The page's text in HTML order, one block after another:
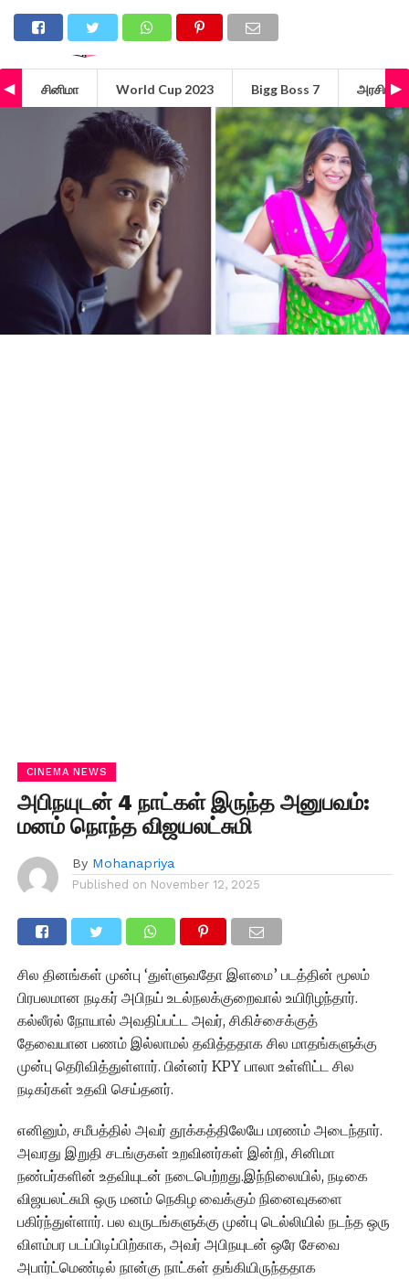
சினிமா World Cup 2023 Bigg Boss 7 அரசியல்
CINEMA NEWS
அபிநயுடன் 4 நாட்கள் இருந்த அனுபவம்:
மனம் நொந்த விஜயலட்சுமி
By Mohanapriya
Published on November 12, 2025
சில தினங்கள் முன்பு ‘துள்ளுவதோ இளமை’ படத்தின் மூலம்
பிரபலமான நடிகர் அபிநய் உடல்நலக்குறைவால் உயிரிழந்தார்.
கல்லீரல் நோயால் அவதிப்பட்ட அவர், சிகிச்சைக்குத்
தேவையான பணம் இல்லாமல் தவித்ததாக சில மாதங்களுக்கு
முன்பு தெரிவித்துள்ளார். பின்னர் KPY பாலா உள்ளிட்ட சில
நடிகர்கள் உதவி செய்தனர்.
எனினும், சமீபத்தில் அவர் தூக்கத்திலேயே மரணம் அடைந்தார்.
அவரது இறுதி சடங்குகள் உறவினர்கள் இன்றி, சினிமா
நண்பர்களின் உதவியுடன் நடைபெற்றது.இந்நிலையில், நடிகை
விஜயலட்சுமி ஒரு மனம் நெகிழ வைக்கும் நினைவுகளை
பகிர்ந்துள்ளார். பல வருடங்களுக்கு முன்பு டெல்லியில் நடந்த ஒரு
விளம்பர படப்பிடிப்பிற்காக, அவர் அபிநயுடன் ஒரே சேவை
அபார்ட்மெண்டில் நான்கு நாட்கள் தங்கியிருந்ததாக